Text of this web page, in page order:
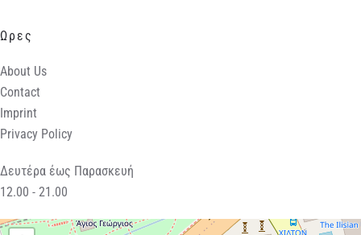
Ωρες
About Us
Contact
Imprint
Privacy Policy
Δευτέρα έως Παρασκευή
12.00 - 21.00